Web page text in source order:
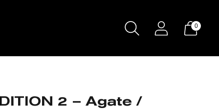
0
2 – Agate /